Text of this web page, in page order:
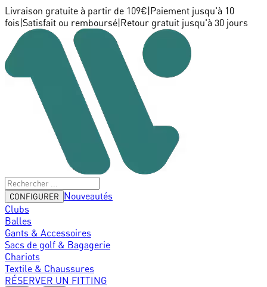
Livraison gratuite à partir de 109€ Paiement jusqu'à 10
fois Satisfait ou remboursé Retour gratuit jusqu'à 30 jours
CONFIGURER
Nouveautés
Clubs
Balles
Gants & Accessoires
Sacs de golf & Bagagerie
Chariots
Textile & Chaussures
RÉSERVER UN FITTING